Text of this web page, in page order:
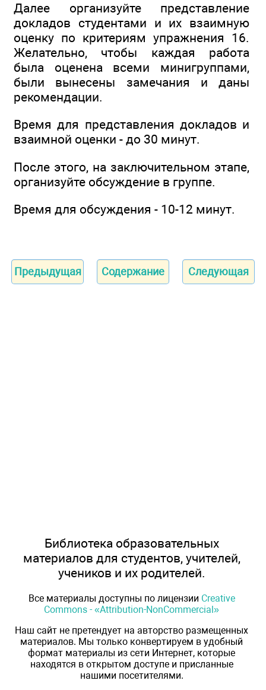
Далее организуйте представление
докладов студентами и их взаимную
оценку по критериям упражнения 16.
Желательно, чтобы каждая работа
была оценена всеми минигруппами,
были вынесены замечания и даны
рекомендации.
Время для представления докладов и
взаимной оценки - до 30 минут.
После этого, на заключительном этапе,
организуйте обсуждение в группе.
Время для обсуждения - 10-12 минут.
Предыдущая Содержание Следующая
Библиотека образовательных
материалов для студентов, учителей,
учеников и их родителей.
Все материалы доступны по лицензии Creative
Commons - «Attribution-NonCommercial»
Наш сайт не претендует на авторство размещенных
материалов. Мы только конвертируем в удобный
формат материалы из сети Интернет, которые
находятся в открытом доступе и присланные
нашими посетителями.